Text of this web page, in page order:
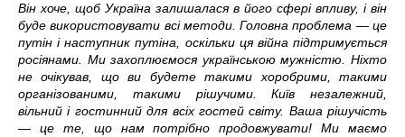
Він хоче, щоб Україна залишалася в його сфері впливу, і він
буде використовувати всі методи. Головна проблема — це
путін і наступник путіна, оскільки ця війна підтримується
росіянами. Ми захоплюємося українською мужністю. Ніхто
не очікував, що ви будете такими хоробрими, такими
організованими, такими рішучими. Київ незалежний,
вільний і гостинний для всіх гостей світу. Ваша рішучість
— це те, що нам потрібно продовжувати! Ми маємо